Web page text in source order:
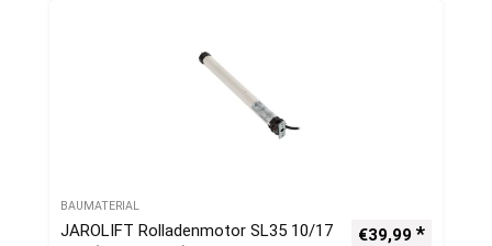
BAUMATERIAL
JAROLIFT Rolladenmotor SL35 10/17
€39,99